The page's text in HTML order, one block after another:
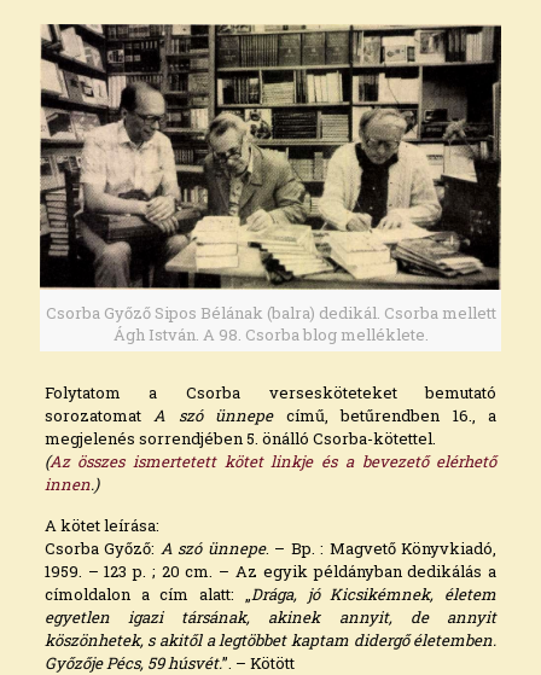
Csorba Győző Sipos Bélának (balra) dedikál. Csorba mellett
Ágh István. A 98. Csorba blog melléklete.
Folytatom a Csorba versesköteteket bemutató
sorozatomat A szó ünnepe című, betűrendben 16., a
megjelenés sorrendjében 5. önálló Csorba-kötettel.
(Az összes ismertetett kötet linkje és a bevezető elérhető
innen.)
A kötet leírása:
Csorba Győző: A szó ünnepe. – Bp. : Magvető Könyvkiadó,
1959. – 123 p. ; 20 cm. – Az egyik példányban dedikálás a
címoldalon a cím alatt: „
Drága, jó Kicsikémnek, életem
egyetlen igazi társának, akinek annyit, de annyit
köszönhetek, s akitől a legtöbbet kaptam didergő életemben.
Győzője Pécs, 59 húsvét.”. – Kötött